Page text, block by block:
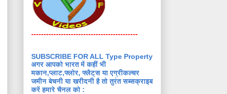
-------------------------------------------
SUBSCRIBE FOR ALL Type Property
अगर आपको भारत में कहीं भी
मकान,प्लाट,फ्लोर, फ्लैट्स या एग्रीकल्चर
जमीन बेचनी या खरीदनी है तो तुरंत सब्सक्राइब
करें हमारे चैनल को :